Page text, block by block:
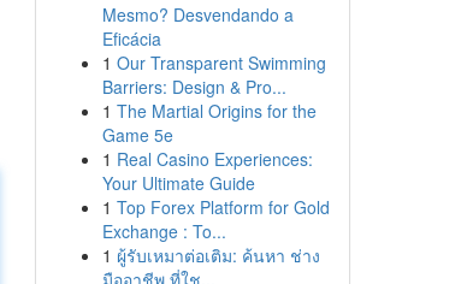
Mesmo? Desvendando a
Eficácia
1 Our Transparent Swimming
Barriers: Design & Pro...
1 The Martial Origins for the
Game 5e
1 Real Casino Experiences:
Your Ultimate Guide
1 Top Forex Platform for Gold
Exchange : To...
1 ผู้รับเหมาต่อเติม: ค้นหา ช่าง
มืออาชีพ ที่ใช...